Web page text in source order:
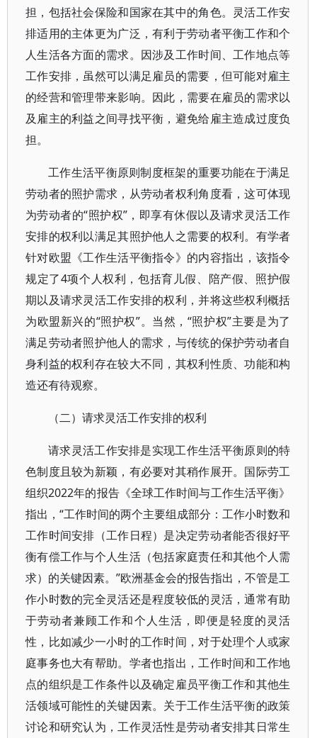
担，包括社会保险和国家在其中的角色。灵活工作安
排适用的主体更为广泛，有利于劳动者平衡工作和个
人生活各方面的需求。因涉及工作时间、工作地点等
工作安排，虽然可以满足雇员的需要，但可能对雇主
的经营和管理带来影响。因此，需要在雇员的需求以
及雇主的利益之间寻找平衡，避免给雇主造成过度负
担。
工作生活平衡原则制度框架的重要功能在于满足
劳动者的照护需求，从劳动者权利角度看，这可体现
为劳动者的“照护权”，即享有休假以及请求灵活工作
安排的权利以满足其照护他人之需要的权利。有学者
针对欧盟《工作生活平衡指令》的内容指出，该指令
规定了4项个人权利，包括育儿假、陪产假、照护假
期以及请求灵活工作安排的权利，并将这些权利概括
为欧盟新兴的“照护权”。当然，“照护权”主要是为了
满足劳动者照护他人的需求，与传统的保护劳动者自
身利益的权利存在较大不同，其权利性质、功能和构
造还有待观察。
（二）请求灵活工作安排的权利
请求灵活工作安排是实现工作生活平衡原则的特
色制度且较为新颖，有必要对其稍作展开。国际劳工
组织2022年的报告《全球工作时间与工作生活平衡》
指出，“工作时间的两个主要组成部分：工作小时数和
工作时间安排（工作日程）是决定劳动者能否很好平
衡有偿工作与个人生活（包括家庭责任和其他个人需
求）的关键因素。”欧洲基金会的报告指出，不管是工
作小时数的完全灵活还是程度较低的灵活，通常有助
于劳动者兼顾工作和个人生活，即便是轻度的灵活
性，比如减少一小时的工作时间，对于处理个人或家
庭事务也大有帮助。学者也指出，工作时间和工作地
点的组织是工作条件以及确定雇员平衡工作和其他生
活领域可能性的关键因素。关于工作生活平衡的政策
讨论和研究认为，工作灵活性是劳动者安排其日常生